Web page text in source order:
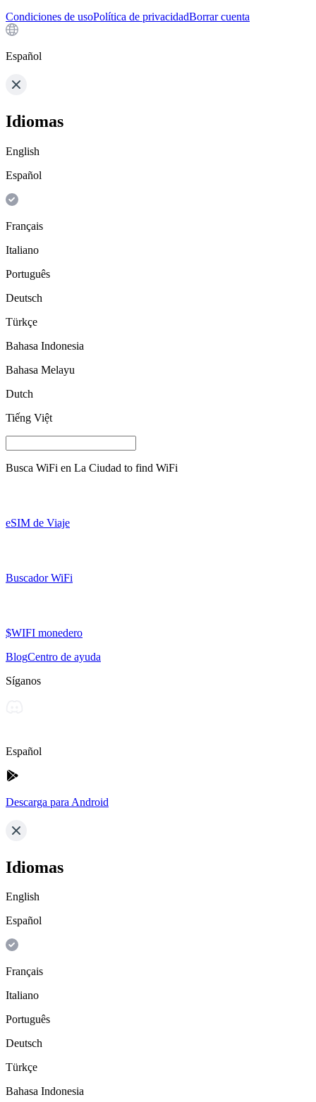
Condiciones de usoPolítica de privacidadBorrar cuenta
Español
Idiomas
English
Español
Français
Italiano
Português
Deutsch
Türkçe
Bahasa Indonesia
Bahasa Melayu
Dutch
Tiếng Việt
Busca WiFi en La Ciudad to find WiFi
eSIM de Viaje
Buscador WiFi
$WIFI monedero
BlogCentro de ayuda
Síganos
Español
Descarga para Android
Idiomas
English
Español
Français
Italiano
Português
Deutsch
Türkçe
Bahasa Indonesia